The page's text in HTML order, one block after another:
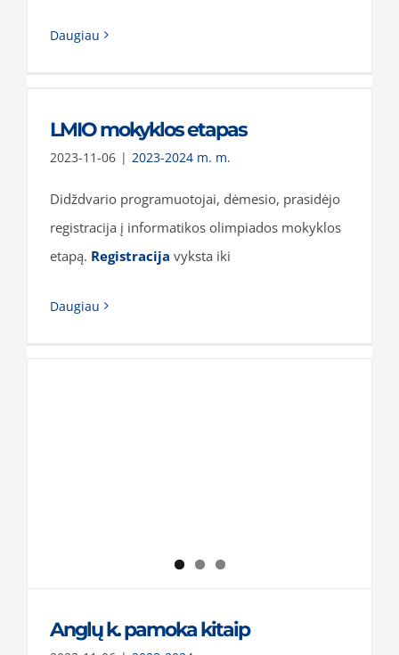
Daugiau
LMIO mokyklos etapas
2023-11-06 | 2023-2024 m. m.
Didždvario programuotojai, dėmesio, prasidėjo
registracija į informatikos olimpiados mokyklos
etapą. Registracija vyksta iki
Daugiau
Anglų k. pamoka kitaip